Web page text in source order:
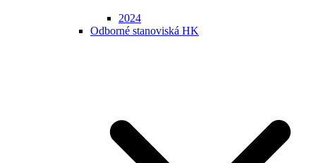
2024
Odborné stanoviská HK